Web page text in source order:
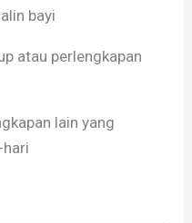
bayi
atau perlengkapan
lain yang